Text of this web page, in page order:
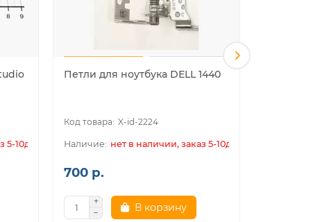
5-10дн.
Петли для ноутбука DELL 1440
X-id-2224
нет в наличии, заказ 5-10дн.
700 р.
В корзину